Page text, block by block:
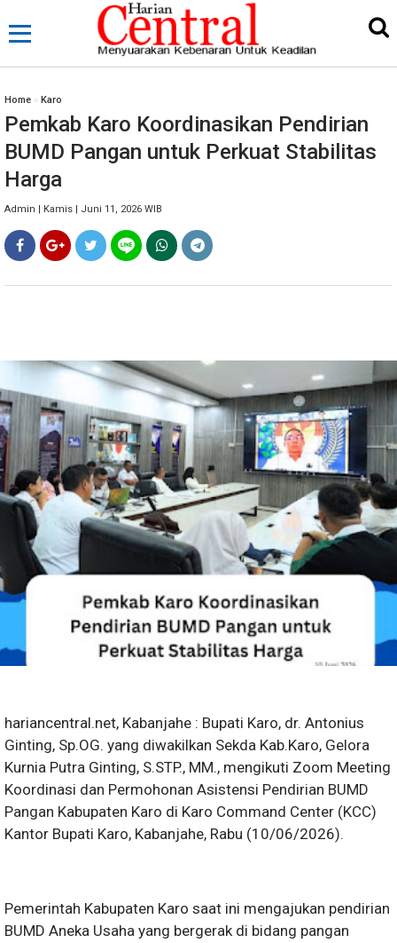
Home » Karo
Pemkab Karo Koordinasikan Pendirian
BUMD Pangan untuk Perkuat Stabilitas
Harga
Admin | Kamis | Juni 11, 2026 WIB
hariancentral.net, Kabanjahe : Bupati Karo, dr. Antonius
Ginting, Sp.OG. yang diwakilkan Sekda Kab.Karo, Gelora
Kurnia Putra Ginting, S.STP., MM., mengikuti Zoom Meeting
Koordinasi dan Permohonan Asistensi Pendirian BUMD
Pangan Kabupaten Karo di Karo Command Center (KCC)
Kantor Bupati Karo, Kabanjahe, Rabu (10/06/2026).
Pemerintah Kabupaten Karo saat ini mengajukan pendirian
BUMD Aneka Usaha yang bergerak di bidang pangan